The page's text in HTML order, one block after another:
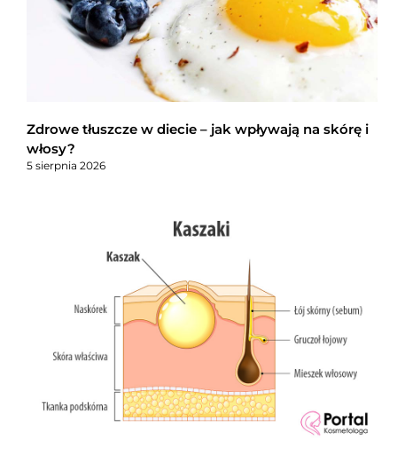
Zdrowe tłuszcze w diecie – jak wpływają na skórę i
włosy?
5 sierpnia 2026